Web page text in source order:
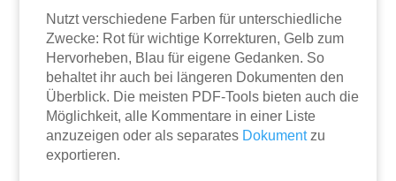
Nutzt verschiedene Farben für unterschiedliche
Zwecke: Rot für wichtige Korrekturen, Gelb zum
Hervorheben, Blau für eigene Gedanken. So
behaltet ihr auch bei längeren Dokumenten den
Überblick. Die meisten PDF-Tools bieten auch die
Möglichkeit, alle Kommentare in einer Liste
anzuzeigen oder als separates Dokumentzu
exportieren.